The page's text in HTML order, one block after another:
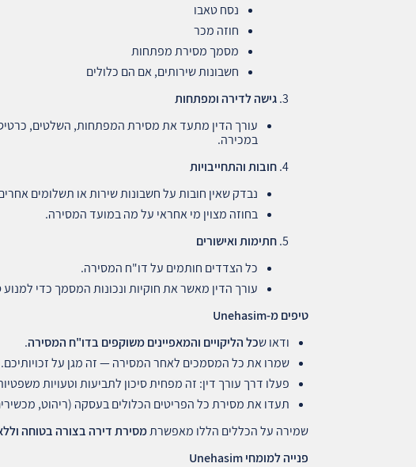
נסח טאבו
חוזה מכר
מסמך מסירת מפתחות
חשבונות שירותים, אם הם כלולים
גישה לדירה ומפתחות
עורך הדין מתעד את מסירת המפתחות, השלטים, כרטיסי
במכירה.
חובות והתחייבויות
נבדק שאין חובות על חשבונות שירות או תשלומים
בחוזה מצוין מי אחראי על מה במועד המסירה.
חתימות ואישורים
כל הצדדים חותמים על דו"ח המסירה.
עורך הדין מאשר את חוקיות ונכונות המסמך כדי למנוע
טיפים מ-Unehasim
ודאו שכל הליקויים והמאפיינים משוקפים בדו"ח המסירה.
שמרו את כל המסמכים לאחר המסירה — זה מגן על זכויותיכם.
פעלו דרך עורך דין: זה מפחית סיכון לתביעות וטעויות
תעדו את מסירת כל הפריטים הכלולים בעסקה (ריהוט,
שמירה על הכללים הללו מאפשרתמסירת דירה בצורה בטוחה
פנייה למומחי